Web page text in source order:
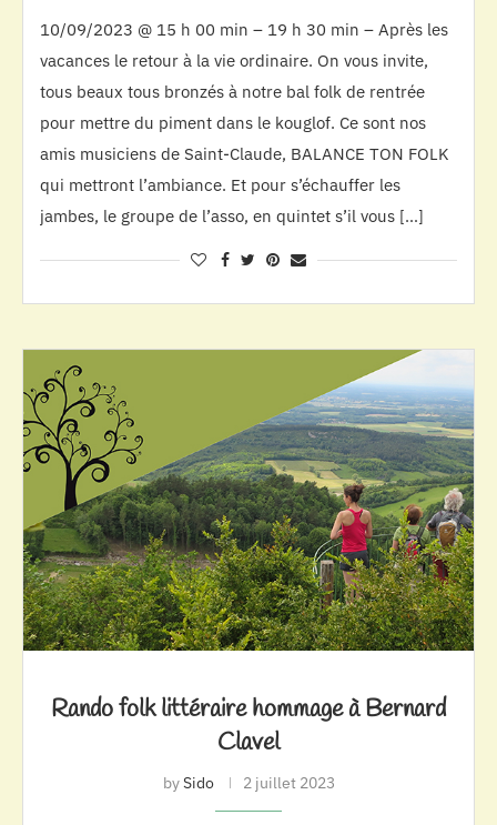
10/09/2023 @ 15 h 00 min – 19 h 30 min – Après les
vacances le retour à la vie ordinaire. On vous invite,
tous beaux tous bronzés à notre bal folk de rentrée
pour mettre du piment dans le kouglof. Ce sont nos
amis musiciens de Saint-Claude, BALANCE TON FOLK
qui mettront l’ambiance. Et pour s’échauffer les
jambes, le groupe de l’asso, en quintet s’il vous […]
Rando folk littéraire hommage à Bernard
Clavel
bySido 2 juillet 2023